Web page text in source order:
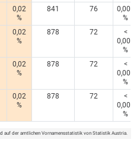
0,02
%
841 76
0,005
%
0,02
%
878 72
<
0,005
%
0,02
%
878 72
<
0,005
%
0,02
%
878 72
<
0,005
%
auf der amtlichen Vornamensstatistik von Statistik Austria.